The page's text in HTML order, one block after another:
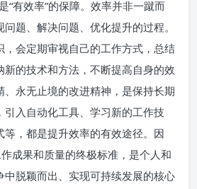
是“有效率”的保障。效率并非一蹴而
题、解决问题、优化提升的过程。
，会定期审视自己的工作方式，总结
的技术和方法，不断提高自身的效
永无止境的改进精神，是保持长期
入自动化工具、学习新的工作技
，都是提升效率的有效途径。因
成果和质量的终极标准，是个人和
中脱颖而出、实现可持续发展的核心